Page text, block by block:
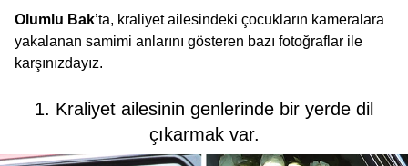
Olumlu Bak’ta, kraliyet ailesindeki çocukların kameralara
yakalanan samimi anlarını gösteren bazı fotoğraflar ile
karşınızdayız.
1. Kraliyet ailesinin genlerinde bir yerde dil
çıkarmak var.